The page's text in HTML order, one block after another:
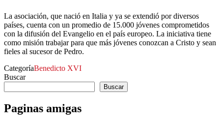
La asociación, que nació en Italia y ya se extendió por diversos
países, cuenta con un promedio de 15.000 jóvenes comprometidos
con la difusión del Evangelio en el país europeo. La iniciativa tiene
como misión trabajar para que más jóvenes conozcan a Cristo y sean
fieles al sucesor de Pedro.
CategoríaBenedicto XVI
Buscar
Buscar
Paginas amigas